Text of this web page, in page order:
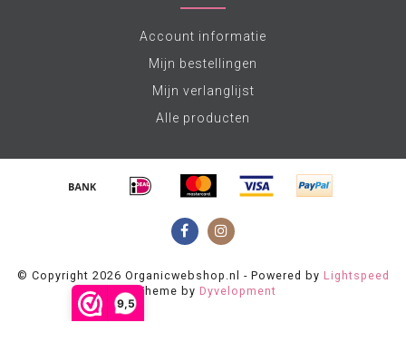
9,5
Account informatie
Mijn bestellingen
Mijn verlanglijst
Alle producten
© Copyright 2026 Organicwebshop.nl - Powered by Lightspeed
- Theme by Dyvelopment